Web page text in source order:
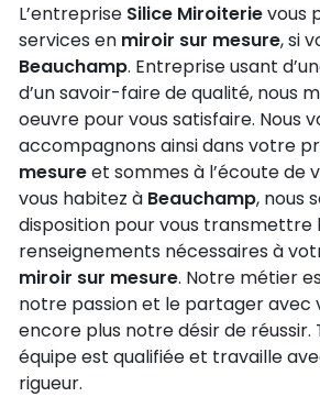
L’entreprise Silice Miroiterievous
services en miroir sur mesure, si
Beauchamp. Entreprise usant
d’un savoir-faire de qualité, nous
oeuvre pour vous satisfaire. Nous
accompagnons ainsi dans votre
mesureet sommes à l’écoute de
vous habitez à Beauchamp, nous
disposition pour vous transmettre
renseignements nécessaires à
miroir sur mesure. Notre métier
notre passion et le partager avec
encore plus notre désir de
équipe est qualifiée et travaille
rigueur.